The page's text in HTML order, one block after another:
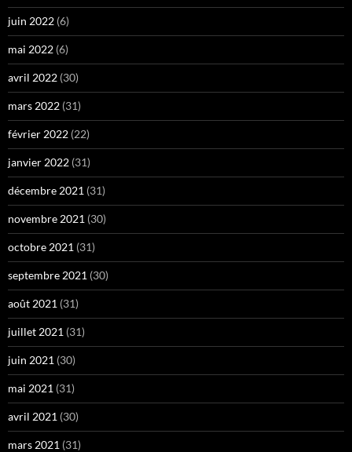
juin 2022 (6)
mai 2022 (6)
avril 2022 (30)
mars 2022 (31)
février 2022 (22)
janvier 2022 (31)
décembre 2021 (31)
novembre 2021 (30)
octobre 2021 (31)
septembre 2021 (30)
août 2021 (31)
juillet 2021 (31)
juin 2021 (30)
mai 2021 (31)
avril 2021 (30)
mars 2021 (31)